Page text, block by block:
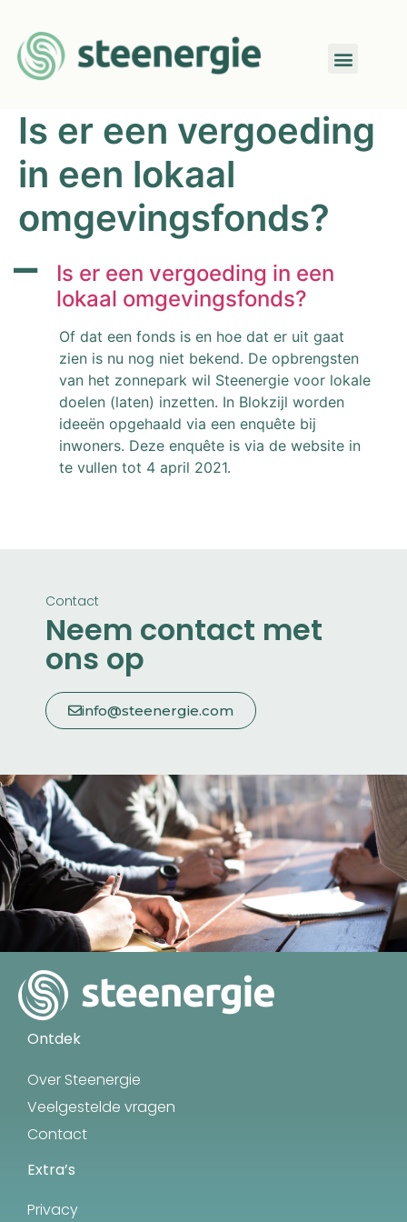
Is er een vergoeding
in een lokaal
omgevingsfonds?
A
Is er een vergoeding in een
lokaal omgevingsfonds?
Of dat een fonds is en hoe dat er uit gaat
zien is nu nog niet bekend. De opbrengsten
van het zonnepark wil Steenergie voor lokale
doelen (laten) inzetten. In Blokzijl worden
ideeën opgehaald via een enquête bij
inwoners. Deze enquête is via de website in
te vullen tot 4 april 2021.
Contact
Neem contact met
ons op
info@steenergie.com
Ontdek
Over Steenergie
Veelgestelde vragen
Contact
Extra’s
Privacy